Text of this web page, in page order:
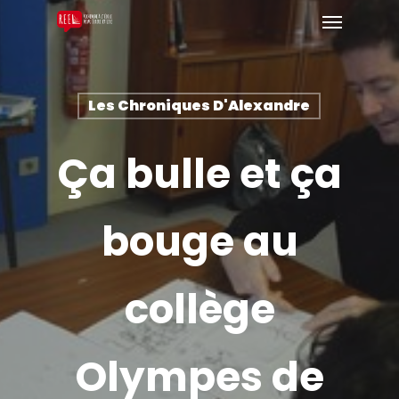
Les Chroniques D'Alexandre
Ça bulle et ça
bouge au
collège
Olympes de